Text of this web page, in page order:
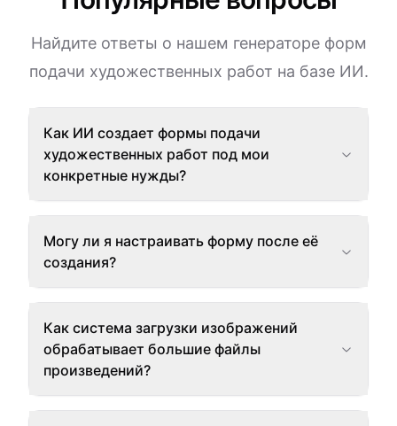
Найдите ответы о нашем генераторе форм
подачи художественных работ на базе ИИ.
Как ИИ создает формы подачи
художественных работ под мои
конкретные нужды?
Могу ли я настраивать форму после её
создания?
Как система загрузки изображений
обрабатывает большие файлы
произведений?